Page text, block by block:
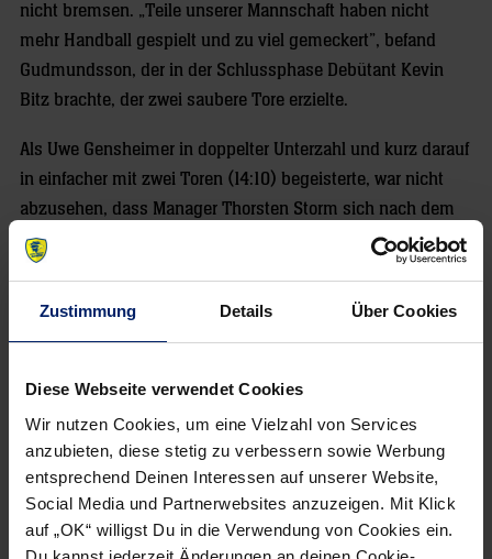
Zustimmung Details Über Cookies
Diese Webseite verwendet Cookies
Wir nutzen Cookies, um eine Vielzahl von Services
anzubieten, diese stetig zu verbessern sowie Werbung
entsprechend Deinen Interessen auf unserer Website,
Social Media und Partnerwebsites anzuzeigen. Mit Klick
auf „OK“ willigst Du in die Verwendung von Cookies ein.
nicht bremsen. „Teile unserer Mannschaft haben nicht
mehr Handball gespielt und zu viel gemeckert”, befand
Gudmundsson, der in der Schlussphase Debütant Kevin
Bitz brachte, der zwei saubere Tore erzielte.
Als Uwe Gensheimer in doppelter Unterzahl und kurz darauf
in einfacher mit zwei Toren (14:10) begeisterte, war nicht
abzusehen, dass Manager Thorsten Storm sich nach dem
Spiel bei den Zuschauern „entschuldigen” müsste.
Von Dietmar Einzmann
NEWSLETTER